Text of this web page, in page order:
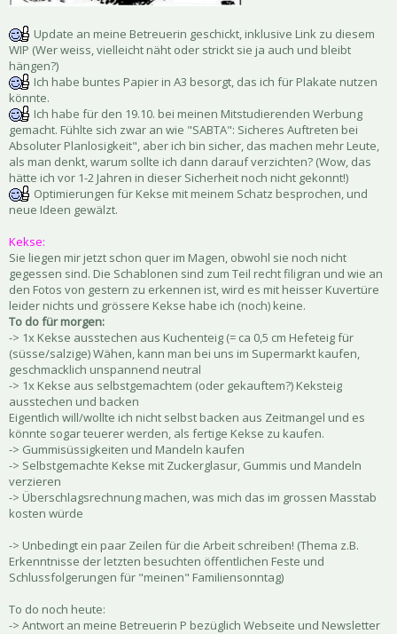
Update an meine Betreuerin geschickt, inklusive Link zu diesem
WIP (Wer weiss, vielleicht näht oder strickt sie ja auch und bleibt
hängen?)
Ich habe buntes Papier in A3 besorgt, das ich für Plakate nutzen
könnte.
Ich habe für den 19.10. bei meinen Mitstudierenden Werbung
gemacht. Fühlte sich zwar an wie "SABTA": Sicheres Auftreten bei
Absoluter Planlosigkeit", aber ich bin sicher, das machen mehr Leute,
als man denkt, warum sollte ich dann darauf verzichten? (Wow, das
hätte ich vor 1-2 Jahren in dieser Sicherheit noch nicht gekonnt!)
Optimierungen für Kekse mit meinem Schatz besprochen, und
neue Ideen gewälzt.
Kekse:
Sie liegen mir jetzt schon quer im Magen, obwohl sie noch nicht
gegessen sind. Die Schablonen sind zum Teil recht filigran und wie an
den Fotos von gestern zu erkennen ist, wird es mit heisser Kuvertüre
leider nichts und grössere Kekse habe ich (noch) keine.
To do für morgen:
-> 1x Kekse ausstechen aus Kuchenteig (= ca 0,5 cm Hefeteig für
(süsse/salzige) Wähen, kann man bei uns im Supermarkt kaufen,
geschmacklich unspannend neutral
-> 1x Kekse aus selbstgemachtem (oder gekauftem?) Keksteig
ausstechen und backen
Eigentlich will/wollte ich nicht selbst backen aus Zeitmangel und es
könnte sogar teuerer werden, als fertige Kekse zu kaufen.
-> Gummisüssigkeiten und Mandeln kaufen
-> Selbstgemachte Kekse mit Zuckerglasur, Gummis und Mandeln
verzieren
-> Überschlagsrechnung machen, was mich das im grossen Masstab
kosten würde
-> Unbedingt ein paar Zeilen für die Arbeit schreiben! (Thema z.B.
Erkenntnisse der letzten besuchten öffentlichen Feste und
Schlussfolgerungen für "meinen" Familiensonntag)
To do noch heute:
-> Antwort an meine Betreuerin P bezüglich Webseite und Newsletter